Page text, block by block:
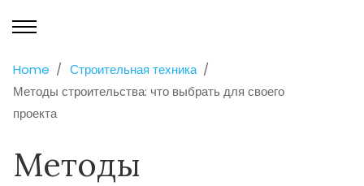
Home
Строительная техника
Методы строительства: что выбрать для своего
проекта
Методы